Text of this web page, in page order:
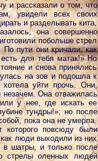
и рассказали о том, что
увидели всех своих
и разделывать кита,
она совершенно
побольше стрел
пути они кричали, как
для тебя матак!» Но
и снова принялись
на зов и подошла к
уйти прочь. Они,
незачем. Она отважилась
у нее, где искать ее
тундры!»; но после
пока она не умерла.
которого повсюду были
люди выходили из них
шатры, и только после
стрелы оленных людей